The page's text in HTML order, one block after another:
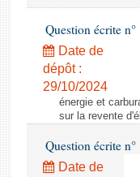
Question écrite
Date de
dépôt :
29/10/2024
énergie et
sur la revente
Question écrite
Date de